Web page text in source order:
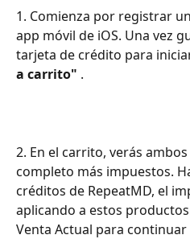
1. Comienza por registrar
app móvil de iOS. Una vez
tarjeta de crédito para
a carrito" .
2. En el carrito, verás
completo más impuestos.
créditos de RepeatMD, el
aplicando a estos
Venta Actual para continuar